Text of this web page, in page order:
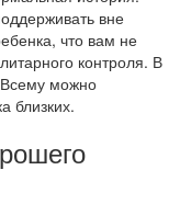
вне
что вам не
контроля. В
Всему можно
близких.